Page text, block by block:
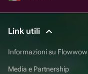
Link utili
Informazioni su Flowwow
Media e Partnership